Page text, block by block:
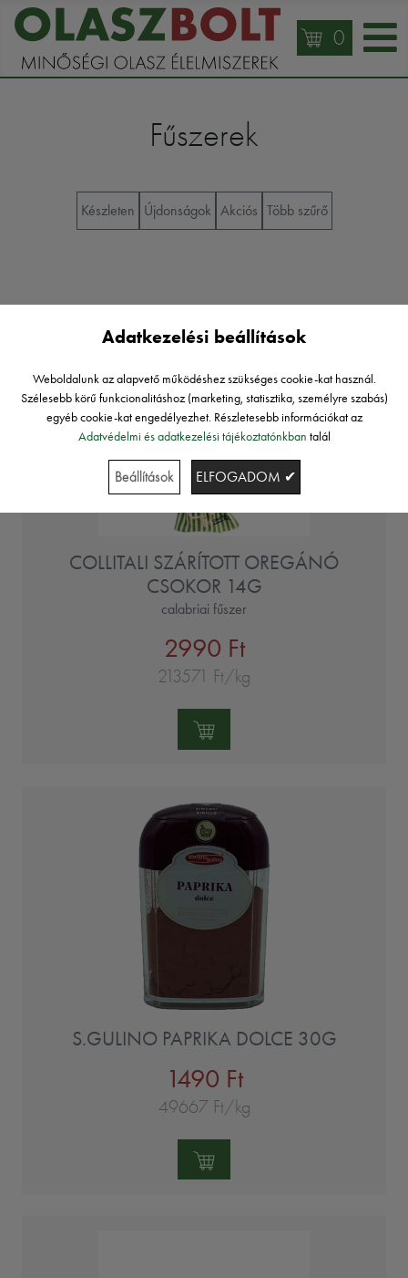
0
Fűszerek
Készleten Újdonságok Akciós Több szűrő
COLLITALI SZÁRÍTOTT OREGÁNÓ
CSOKOR 14G
calabriai fűszer
2990 Ft
213571 Ft/kg
Mennyiség:
S.GULINO PAPRIKA DOLCE 30G
1490 Ft
49667 Ft/kg
Mennyiség:
Adatkezelési beállítások
Weboldalunk az alapvető működéshez szükséges cookie-kat használ.
Szélesebb körű funkcionalitáshoz (marketing, statisztika, személyre szabás)
egyéb cookie-kat engedélyezhet. Részletesebb információkat az
Adatvédelmi és adatkezelési tájékoztatónkban talál
Beállítások ELFOGADOM ✔